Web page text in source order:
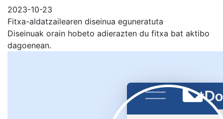
2023-10-23
Fitxa-aldatzailearen diseinua eguneratuta
Diseinuak orain hobeto adierazten du fitxa bat aktibo
dagoenean.